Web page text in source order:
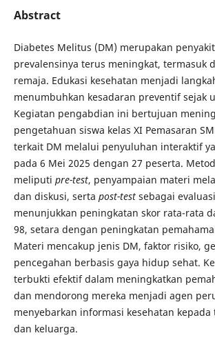
Abstract
Diabetes Melitus (DM) merupakan
prevalensinya terus meningkat, termasuk
remaja. Edukasi kesehatan menjadi
menumbuhkan kesadaran preventif sejak
Kegiatan pengabdian ini bertujuan
pengetahuan siswa kelas XI Pemasaran
terkait DM melalui penyuluhan interaktif
pada 6 Mei 2025 dengan 27 peserta.
meliputi pre-test, penyampaian materi
dan diskusi, serta post-testsebagai
menunjukkan peningkatan skor rata-rata
98, setara dengan peningkatan
Materi mencakup jenis DM, faktor risiko,
pencegahan berbasis gaya hidup sehat.
terbukti efektif dalam meningkatkan
dan mendorong mereka menjadi agen
menyebarkan informasi kesehatan kepada
dan keluarga.